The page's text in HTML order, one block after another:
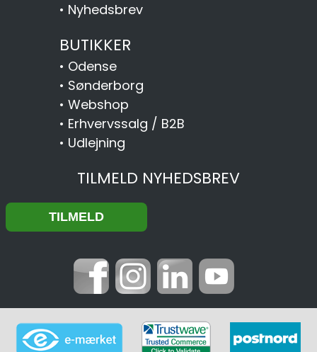
• Nyhedsbrev
BUTIKKER
• Odense
• Sønderborg
• Webshop
• Erhvervssalg / B2B
• Udlejning
TILMELD NYHEDSBREV